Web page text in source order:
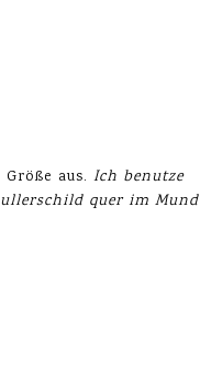
aus. Ich benutze
quer im Mund